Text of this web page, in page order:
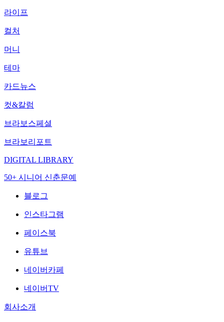
라이프
컬처
머니
테마
카드뉴스
컷&칼럼
브라보스페셜
브라보리포트
DIGITAL LIBRARY
50+ 시니어 신춘문예
블로그
인스타그램
페이스북
유튜브
네이버카페
네이버TV
회사소개